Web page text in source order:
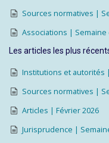
Sources normatives |
Associations | Semaine
Les articles les plus
Institutions et autorités
Sources normatives |
Articles | Février 2026
Jurisprudence |